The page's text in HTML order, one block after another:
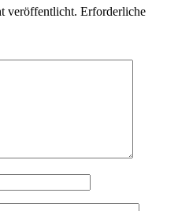
veröffentlicht. Erforderliche